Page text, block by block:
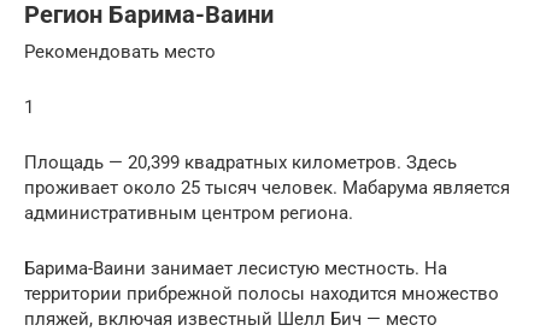
Регион Барима-Ваини
Рекомендовать место
1
Площадь — 20,399 квадратных километров. Здесь
проживает около 25 тысяч человек. Мабарума является
административным центром региона.
Барима-Ваини занимает лесистую местность. На
территории прибрежной полосы находится множество
пляжей, включая известный Шелл Бич — место